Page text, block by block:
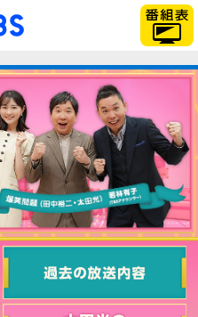
「TBSテレビ」トップ